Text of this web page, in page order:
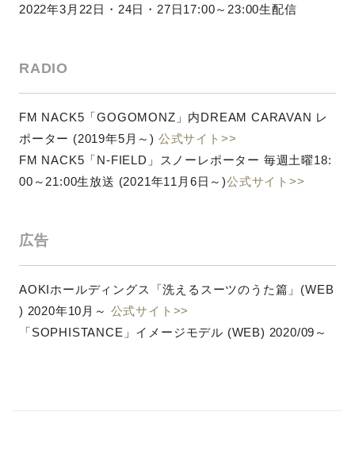
2022年3月22日・24日・27日17:00～23:00生配信
RADIO
FM NACK5「GOGOMONZ」内DREAM CARAVAN レ
ポーター (2019年5月～) 公式サイト>>
FM NACK5「N-FIELD」スノーレポーター 毎週土曜18:
00～21:00生放送 (2021年11月6日～)公式サイト>>
広告
AOKIホールディングス「洗えるスーツのうた篇」(WEB
) 2020年10月～ 公式サイト>>
「SOPHISTANCE」イメージモデル (WEB) 2020/09～